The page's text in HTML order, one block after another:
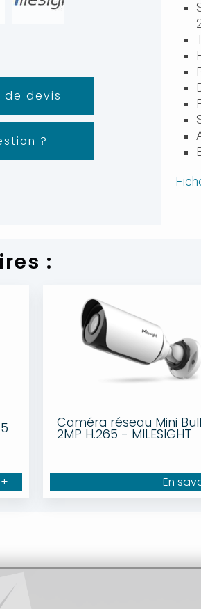
de devis
?
:
Caméra réseau Mini
2MP H.265 - MILESIGHT
En